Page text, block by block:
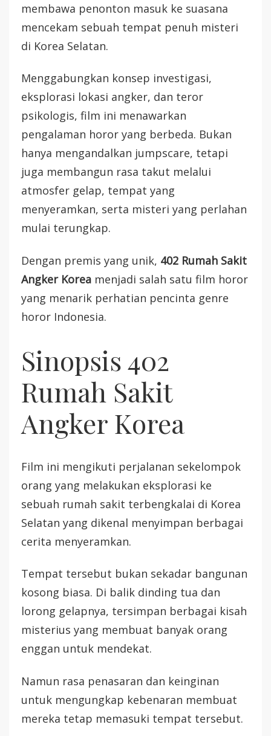
membawa penonton masuk ke suasana
mencekam sebuah tempat penuh misteri
di Korea Selatan.
Menggabungkan konsep investigasi,
eksplorasi lokasi angker, dan teror
psikologis, film ini menawarkan
pengalaman horor yang berbeda. Bukan
hanya mengandalkan jumpscare, tetapi
juga membangun rasa takut melalui
atmosfer gelap, tempat yang
menyeramkan, serta misteri yang perlahan
mulai terungkap.
Dengan premis yang unik, 402 Rumah Sakit
Angker Korea menjadi salah satu film horor
yang menarik perhatian pencinta genre
horor Indonesia.
Sinopsis 402
Rumah Sakit
Angker Korea
Film ini mengikuti perjalanan sekelompok
orang yang melakukan eksplorasi ke
sebuah rumah sakit terbengkalai di Korea
Selatan yang dikenal menyimpan berbagai
cerita menyeramkan.
Tempat tersebut bukan sekadar bangunan
kosong biasa. Di balik dinding tua dan
lorong gelapnya, tersimpan berbagai kisah
misterius yang membuat banyak orang
enggan untuk mendekat.
Namun rasa penasaran dan keinginan
untuk mengungkap kebenaran membuat
mereka tetap memasuki tempat tersebut.